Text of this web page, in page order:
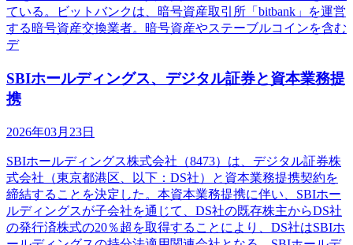
ている。ビットバンクは、暗号資産取引所「bitbank」を運営
する暗号資産交換業者。暗号資産やステーブルコインを含む
デ
SBIホールディングス、デジタル証券と資本業務提
携
2026年03月23日
SBIホールディングス株式会社（8473）は、デジタル証券株
式会社（東京都港区、以下：DS社）と資本業務提携契約を
締結することを決定した。本資本業務提携に伴い、SBIホー
ルディングスが子会社を通じて、DS社の既存株主からDS社
の発行済株式の20％超を取得することにより、DS社はSBIホ